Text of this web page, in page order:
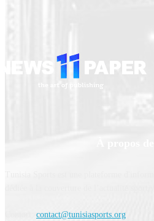
contact@tunisiasports.org